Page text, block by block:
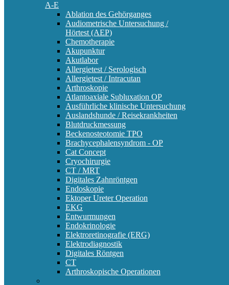
A-E
Ablation des Gehörganges
Audiometrische Untersuchung /
Hörtest (AEP)
Chemotherapie
Akupunktur
Akutlabor
Allergietest / Serologisch
Allergietest / Intracutan
Arthroskopie
Atlantoaxiale Subluxation OP
Ausführliche klinische Untersuchung
Auslandshunde / Reisekrankheiten
Blutdruckmessung
Beckenosteotomie TPO
Brachycephalensyndrom - OP
Cat Concept
Cryochirurgie
CT / MRT
Digitales Zahnröntgen
Endoskopie
Ektoper Ureter Operation
EKG
Entwurmungen
Endokrinologie
Elektroretinografie (ERG)
Elektrodiagnostik
Digitales Röntgen
CT
Arthroskopische Operationen